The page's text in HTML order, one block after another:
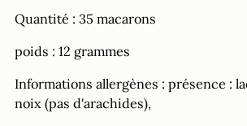
Quantité : 35 macarons
poids : 12 grammes
Informations allergènes : présence :
noix (pas d'arachides),